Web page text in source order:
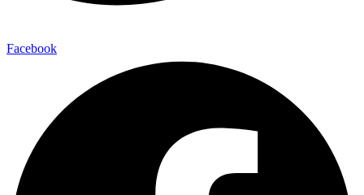
Facebook